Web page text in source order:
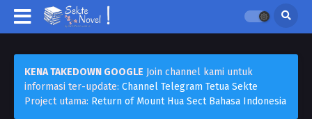
KENA TAKEDOWN GOOGLE Join channel kami untuk
informasi ter-update: Channel Telegram Tetua Sekte
Project utama: Return of Mount Hua Sect Bahasa Indonesia